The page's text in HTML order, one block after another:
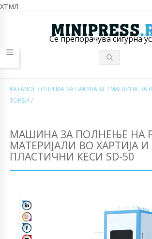
хтмл
Се препорачува сигурна
КАТАЛОГ/ ОПРЕМА ЗА ПАКУВАЊЕ/ МАШИНА ЗА
ТОРБИ /
МАШИНА ЗА ПОЛНЕЊЕ НА
МАТЕРИЈАЛИ ВО ХАРТИЈА И
ПЛАСТИЧНИ КЕСИ SD-50